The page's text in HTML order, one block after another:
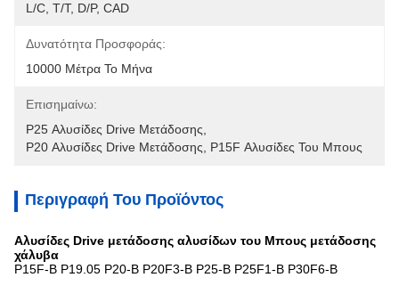
L/C, T/T, D/P, CAD
Δυνατότητα Προσφοράς:
10000 Μέτρα Το Μήνα
Επισημαίνω:
P25 Αλυσίδες Drive Μετάδοσης
P20 Αλυσίδες Drive Μετάδοσης
P15F Αλυσίδες Του Μπους
Περιγραφή Του Προϊόντος
Αλυσίδες Drive μετάδοσης αλυσίδων του Μπους μετάδοσης
χάλυβα
P15F-Β P19.05 P20-Β P20F3-Β P25-Β P25F1-Β P30F6-Β